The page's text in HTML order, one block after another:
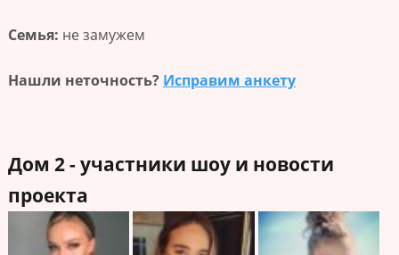
Семья: не замужем
Нашли неточность? Исправим анкету
Дом 2 - участники шоу и новости
проекта